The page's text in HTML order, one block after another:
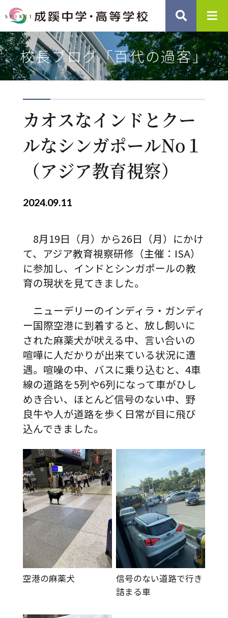
校長ブログ「百代の過客」
カオスなインドとクー
ルなシンガポールNo１
（アジア教育視察）
2024.09.11
8月19日（月）から26日（月）にかけ
て、アジア教育視察研修（主催：ISA）
に参加し、インドとシンガポールの教
育の現状を見てきました。
ニューデリーのインディラ・ガンディ
ー国際空港に到着すると、放し飼いに
された麻薬犬が吠える中、言い合いの
喧嘩に人だかりが出来ている状況に遭
遇。喧噪の中、バスに乗り込むと、4車
線の道路を5列や6列になって車がひし
めき合い、ほとんど信号のない中、野
良牛や人が道路を歩く日常が目に飛び
込んできました。
空港の麻薬犬
信号のない道路で行き
詰まる車